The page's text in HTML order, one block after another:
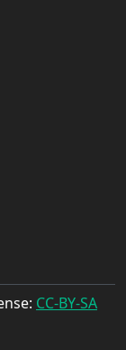
CC-BY-SA